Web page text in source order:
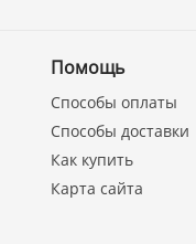
Помощь
Способы оплаты
Способы доставки
Как купить
Карта сайта